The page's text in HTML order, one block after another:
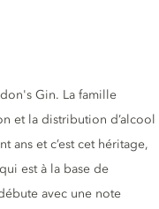
Gin. La famille
et la distribution d’alcool
ans et c’est cet héritage,
est à la base de
avec une note